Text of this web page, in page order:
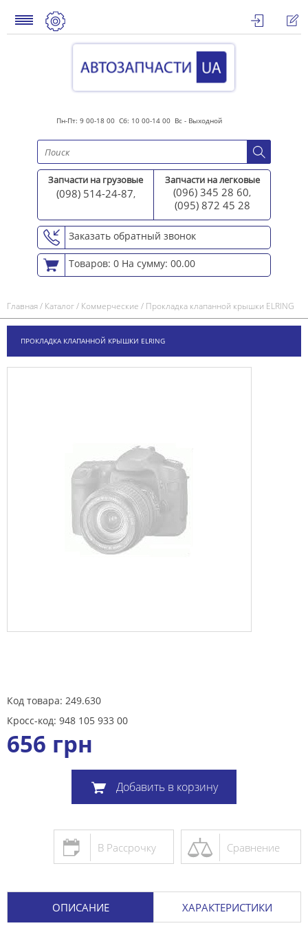
Пн-Пт: 9 00-18 00 Сб: 10 00-14 00 Вс - Выходной
Запчасти на грузовые
(098) 514-24-87,
Запчасти на легковые
(096) 345 28 60,
(095) 872 45 28
Заказать обратный звонок
Товаров: 0 На сумму: 00.00
Главная/ Каталог/ Коммерческие / Прокладка клапанной крышки ELRING
ПРОКЛАДКА КЛАПАННОЙ КРЫШКИ ELRING
Код товара: 249.630
Кросс-код: 948 105 933 00
656 грн
Добавить в корзину
Сравнение
В Рассрочку
ОПИСАНИЕ ХАРАКТЕРИСТИКИ